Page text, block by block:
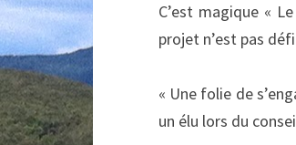
C’est magique «
projet n’est pas
« Une folie de
un élu lors du